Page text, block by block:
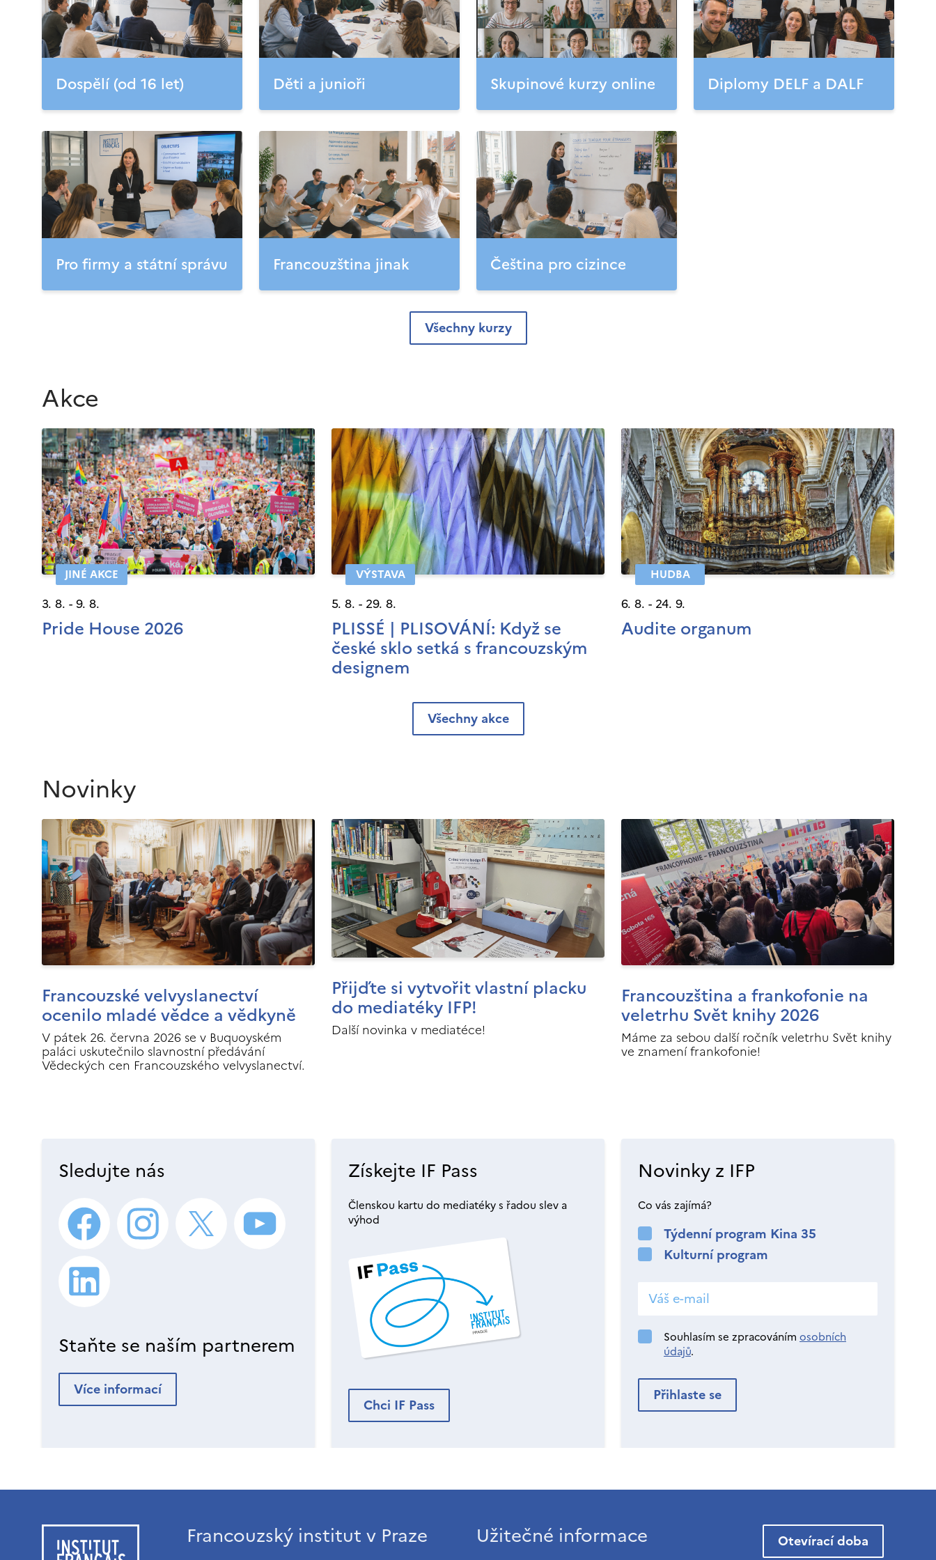
Dospělí (od 16 let) Děti a junioři Skupinové kurzy online Diplomy DELF a DALF
Pro firmy a státní správu Francouzština jinak Čeština pro cizince
Všechny kurzy
Akce
JINÉ AKCE
3. 8. - 9. 8.
Pride House 2026
VÝSTAVA
5. 8. - 29. 8.
PLISSÉ | PLISOVÁNÍ: Když se
české sklo setká s francouzským
designem
HUDBA
6. 8. - 24. 9.
Audite organum
Všechny akce
Novinky
Francouzské velvyslanectví
ocenilo mladé vědce a vědkyně
V pátek 26. června 2026 se v Buquoyském
paláci uskutečnilo slavnostní předávání
Vědeckých cen Francouzského velvyslanectví.
Přijďte si vytvořit vlastní placku
do mediatéky IFP!
Další novinka v mediatéce!
Francouzština a frankofonie na
veletrhu Svět knihy 2026
Máme za sebou další ročník veletrhu Svět knihy
ve znamení frankofonie!
Sledujte nás
Staňte se naším partnerem
Více informací
Získejte IF Pass
Členskou kartu do mediatéky s řadou slev a
výhod
Chci IF Pass
Novinky z IFP
Co vás zajímá?
Týdenní program Kina 35
Kulturní program
Souhlasím se zpracováním osobních
údajů.
Francouzský institut v Praze Užitečné informace Otevírací doba